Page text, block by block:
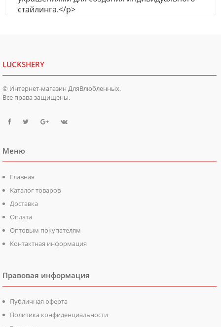
стайлинга.</p>
LUCKSHERY
© Интернет-магазин ДляВлюбленных.
Все права защищены.
Меню
Главная
Каталог товаров
Доставка
Оплата
Оптовым покупателям
Контактная информация
Правовая информация
Публичная оферта
Политика конфиденциальности